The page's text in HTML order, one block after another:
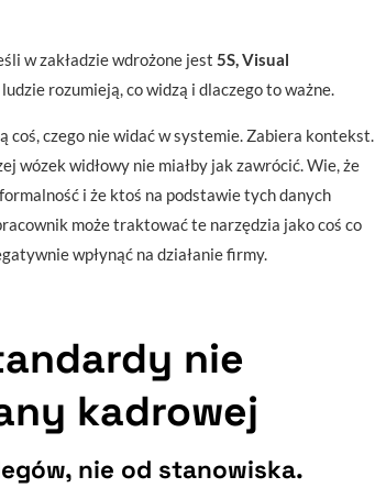
w zakładzie wdrożone jest 5S, Visual
rozumieją, co widzą i dlaczego to ważne.
coś, czego nie widać w systemie. Zabiera kontekst.
wózek widłowy nie miałby jak zawrócić. Wie, że
i że ktoś na podstawie tych danych
może traktować te narzędzia jako coś co
wpłynąć na działanie firmy.
nie
kadrowej
nie od stanowiska.